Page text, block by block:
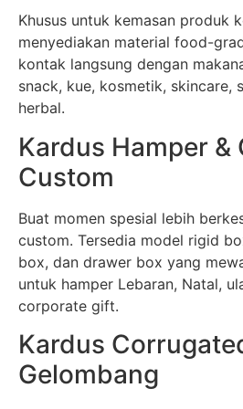
Khusus untuk kemasan produk
menyediakan material food-
kontak langsung dengan
snack, kue, kosmetik, skincare,
herbal.
Kardus Hamper &
Custom
Buat momen spesial lebih
custom. Tersedia model rigid
box, dan drawer box yang
untuk hamper Lebaran, Natal,
corporate gift.
Kardus
Gelombang